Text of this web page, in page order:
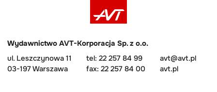
Wydawnictwo AVT-Korporacja Sp. z o.o.
ul. Leszczynowa 11
03-197 Warszawa
tel: 22 257 84 99
fax: 22 257 84 00
avt@avt.pl
avt.pl